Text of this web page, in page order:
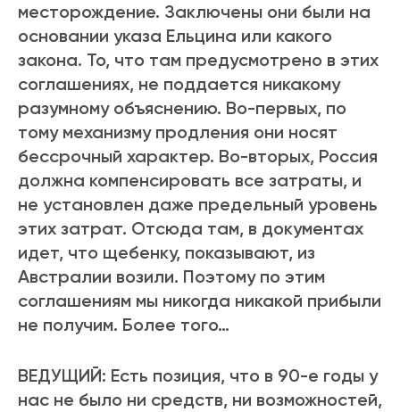
месторождение. Заключены они были на
основании указа Ельцина или какого
закона. То, что там предусмотрено в этих
соглашениях, не поддается никакому
разумному объяснению. Во-первых, по
тому механизму продления они носят
бессрочный характер. Во-вторых, Россия
должна компенсировать все затраты, и
не установлен даже предельный уровень
этих затрат. Отсюда там, в документах
идет, что щебенку, показывают, из
Австралии возили. Поэтому по этим
соглашениям мы никогда никакой прибыли
не получим. Более того…
ВЕДУЩИЙ: Есть позиция, что в 90-е годы у
нас не было ни средств, ни возможностей,